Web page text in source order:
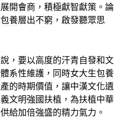
開會商，積極獻智獻策。論
包養層出不窮，啟發聽眾思
，要以高度的汗青自發和文
系性維護，同時女大生包養
的時期價值，讓中漢文化遺
文明強國扶植，為扶植中華
供給加倍強盛的精力氣力。